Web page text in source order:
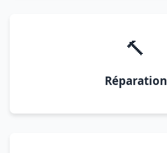
🔨
Réparation